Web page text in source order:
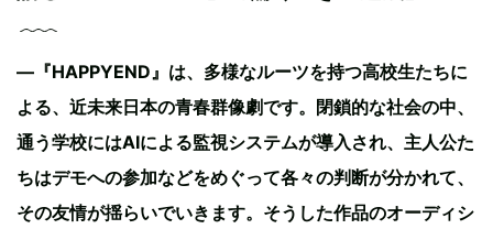
―『HAPPYEND』は、多様なルーツを持つ高校生たちに
よる、近未来日本の青春群像劇です。閉鎖的な社会の中、
通う学校にはAIによる監視システムが導入され、主人公た
ちはデモへの参加などをめぐって各々の判断が分かれて、
その友情が揺らいでいきます。そうした作品のオーディシ